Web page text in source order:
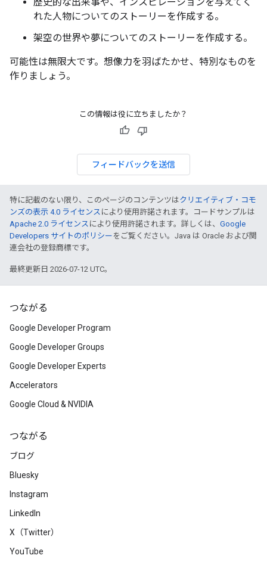
れた人物についてのストーリーを作成する。
架空の世界や夢についてのストーリーを作成する。
可能性は無限大です。想像力を羽ばたかせ、特別なものを
作りましょう。
この情報は役に立ちましたか？
フィードバックを送信
特に記載のない限り、このページのコンテンツはクリエイティブ・コモ
ンズの表示 4.0 ライセンス により使用許諾されます。コードサンプルは
Apache 2.0 ライセンス により使用許諾されます。詳しくは、 Google
Developers サイトのポリシー をご覧ください。Java は Oracle および関
連会社の登録商標です。
最終更新日 2026-07-12 UTC。
つながる
Google Developer Program
Google Developer Groups
Google Developer Experts
Accelerators
Google Cloud & NVIDIA
つながる
ブログ
Bluesky
Instagram
LinkedIn
X（Twitter）
YouTube